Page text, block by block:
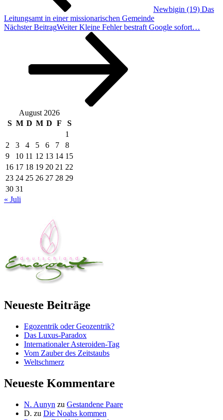
Newbigin (19) Das
Leitungsamt in einer missionarischen Gemeinde
Nächster BeitragWeiter Kleine Fehler bestraft Google sofort…
August 2026
S M D M D F
S
1
2
3 4 5 6 7
8
9
10 11 12 13 14 15
16 17 18 19 20 21 22
23 24 25 26 27 28 29
30 31
« Juli
Neueste Beiträge
Egozentrik oder Geozentrik?
Das Luxus-Paradox
Internationaler Asteroiden-Tag
Vom Zauber des Zeitstaubs
Weltschmerz
Neueste Kommentare
N. Aunyn zu Gestandene Paare
D. zu Die Noahs kommen